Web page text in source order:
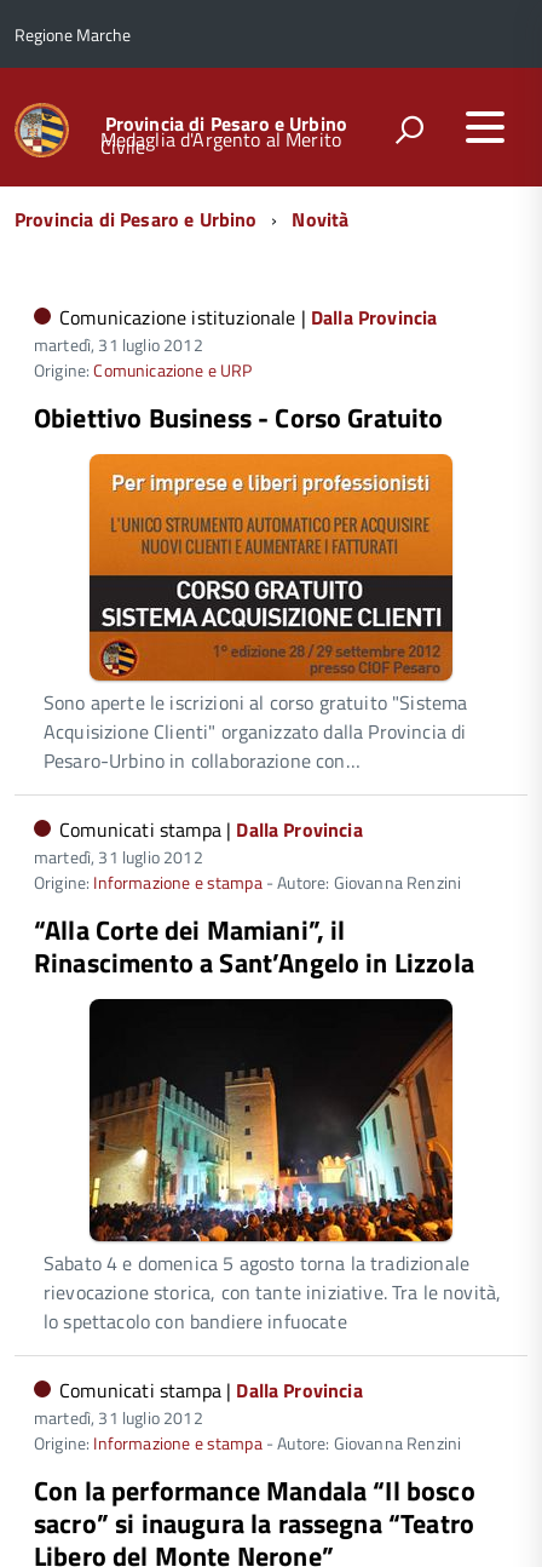
Regione Marche
Provincia di Pesaro e Urbino
Medaglia d'Argento al Merito
Civile
Menu
diProvincia di Pesaro e Urbino Novità
Comunicazione istituzionale | Dalla Provincia
martedì, 31 luglio 2012
Origine:Comunicazione e URP
Obiettivo Business - Corso Gratuito
Sono aperte le iscrizioni al corso gratuito "Sistema
Acquisizione Clienti" organizzato dalla Provincia di
Pesaro-Urbino in collaborazione con…
Comunicati stampa | Dalla Provincia
martedì, 31 luglio 2012
Origine: Informazione e stampa- Autore: Giovanna Renzini
“Alla Corte dei Mamiani”, il
Rinascimento a Sant’Angelo in Lizzola
Sabato 4 e domenica 5 agosto torna la tradizionale
rievocazione storica, con tante iniziative. Tra le novità,
lo spettacolo con bandiere infuocate
Comunicati stampa | Dalla Provincia
martedì, 31 luglio 2012
Origine: Informazione e stampa- Autore: Giovanna Renzini
Con la performance Mandala “Il bosco
sacro” si inaugura la rassegna “Teatro
Libero del Monte Nerone”